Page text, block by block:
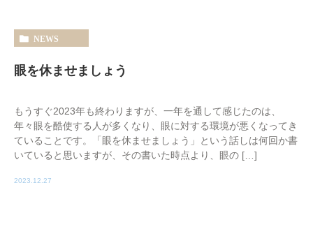
NEWS
眼を休ませましょう
もうすぐ2023年も終わりますが、一年を通して感じたのは、
年々眼を酷使する人が多くなり、眼に対する環境が悪くなってき
ていることです。「眼を休ませましょう」という話しは何回か書
いていると思いますが、その書いた時点より、眼の […]
2023.12.27